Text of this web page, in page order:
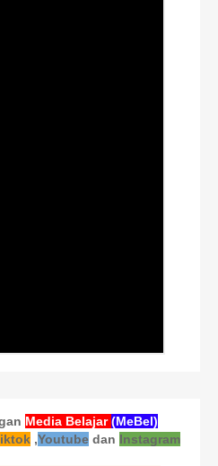
Media Belajar(MeBel)
,Youtubedan Instagram